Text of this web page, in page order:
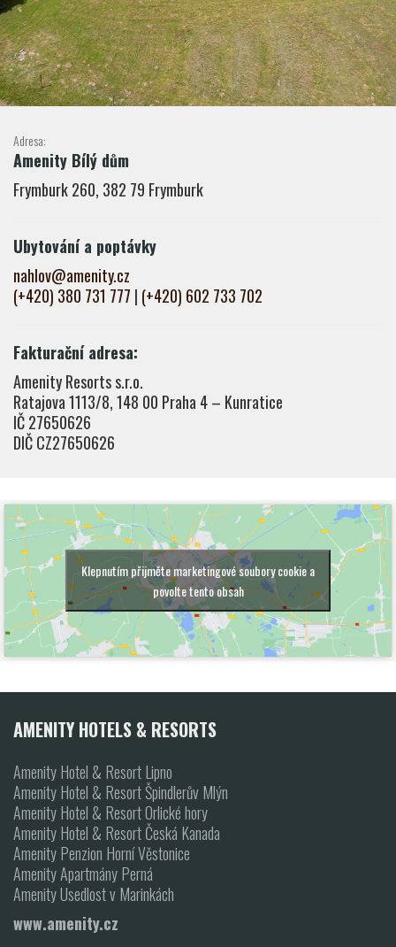
Adresa:
Amenity Bílý dům
Frymburk 260, 382 79 Frymburk
Ubytování a poptávky
nahlov@amenity.cz
(+420) 380 731 777 | (+420) 602 733 702
Fakturační adresa:
Amenity Resorts s.r.o.
Ratajova 1113/8, 148 00 Praha 4 – Kunratice
IČ 27650626
DIČ CZ27650626
Klepnutím přijměte marketingové soubory cookie a
povolte tento obsah
AMENITY HOTELS & RESORTS
Amenity Hotel & Resort Lipno
Amenity Hotel & Resort Špindlerův Mlýn
Amenity Hotel & Resort Orlické hory
Amenity Hotel & Resort Česká Kanada
Amenity Penzion Horní Věstonice
Amenity Apartmány Perná
Amenity Usedlost v Marinkách
www.amenity.cz